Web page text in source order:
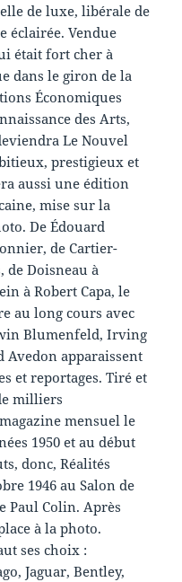
de luxe, libérale de
éclairée. Vendue
était fort cher à
dans le giron de la
Économiques
des Arts,
Le Nouvel
prestigieux et
aussi une édition
mise sur la
De Édouard
de Cartier-
de Doisneau à
à Robert Capa, le
au long cours avec
Blumenfeld, Irving
Avedon apparaissent
et reportages. Tiré et
milliers
mensuel le
1950 et au début
donc, Réalités
1946 au Salon de
Paul Colin. Après
à la photo.
ses choix :
Jaguar, Bentley,